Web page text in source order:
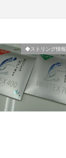
◆ストリング情報